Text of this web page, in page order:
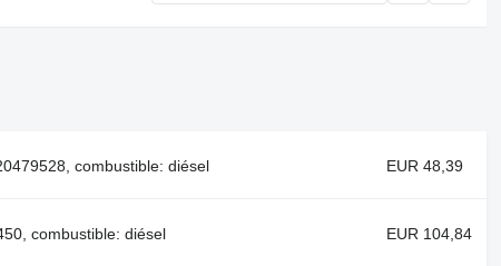
combustible: diésel EUR 48,39
combustible: diésel EUR 104,84